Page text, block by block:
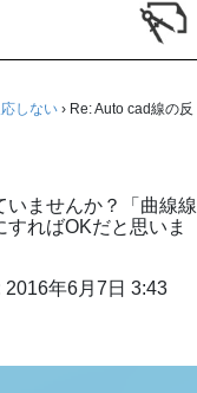
しない › Re: Auto cad線の反
いませんか？「曲線線
ればOKだと思いま
2016年6月7日 3:43